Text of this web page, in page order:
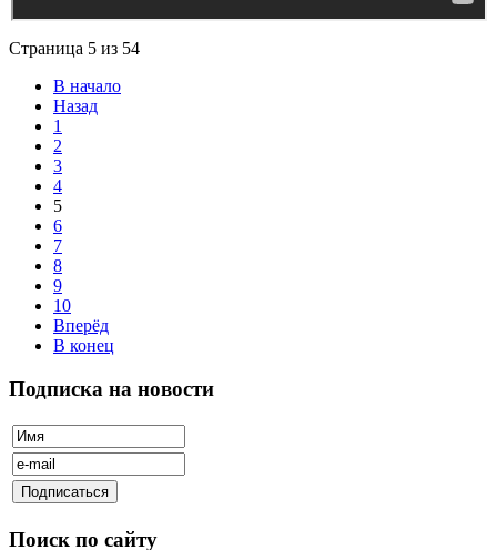
Страница 5 из 54
В начало
Назад
1
2
3
4
5
6
7
8
9
10
Вперёд
В конец
Подписка на новости
Поиск по сайту